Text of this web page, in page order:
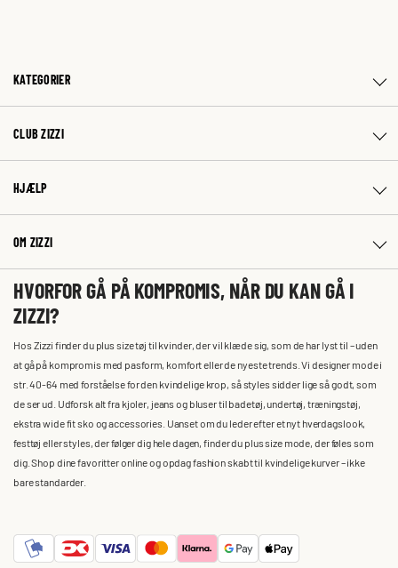
KATEGORIER
CLUB ZIZZI
HJÆLP
OM ZIZZI
HVORFOR GÅ PÅ KOMPROMIS, NÅR DU KAN GÅ I
ZIZZI?
Hos Zizzi finder du plus size tøj til kvinder, der vil klæde sig, som de har lyst til – uden
at gå på kompromis med pasform, komfort eller de nyeste trends. Vi designer mode i
str. 40-64 med forståelse for den kvindelige krop, så styles sidder lige så godt, som
de ser ud. Udforsk alt fra kjoler, jeans og bluser til badetøj, undertøj, træningstøj,
ekstra wide fit sko og accessories. Uanset om du leder efter et nyt hverdagslook,
festtøj eller styles, der følger dig hele dagen, finder du plus size mode, der føles som
dig. Shop dine favoritter online og opdag fashion skabt til kvindelige kurver – ikke
bare standarder.